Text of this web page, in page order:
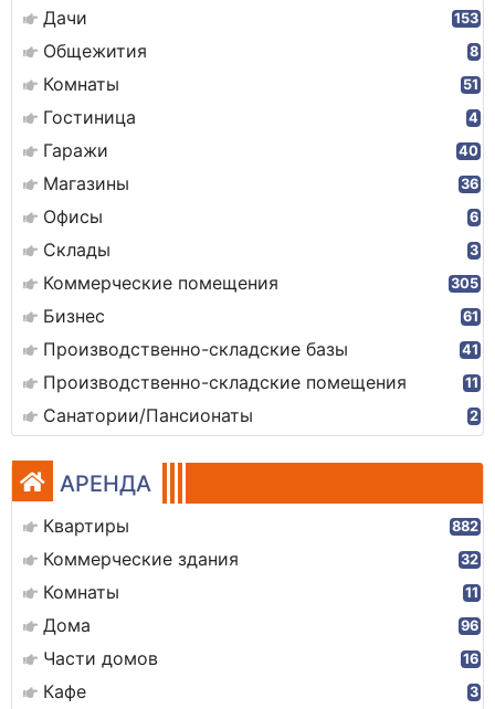
Дачи 153
Общежития 8
Комнаты 51
Гостиница 4
Гаражи 40
Магазины 36
Офисы 6
Склады 3
Коммерческие помещения 305
Бизнес 61
Производственно-складские базы 41
Производственно-складские помещения 11
Санатории/Пансионаты 2
АРЕНДА
Квартиры 882
Коммерческие здания 32
Комнаты 11
Дома 96
Части домов 16
Кафе 3